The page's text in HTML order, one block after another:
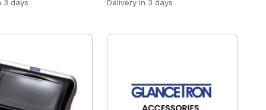
3 days Delivery in 3 days